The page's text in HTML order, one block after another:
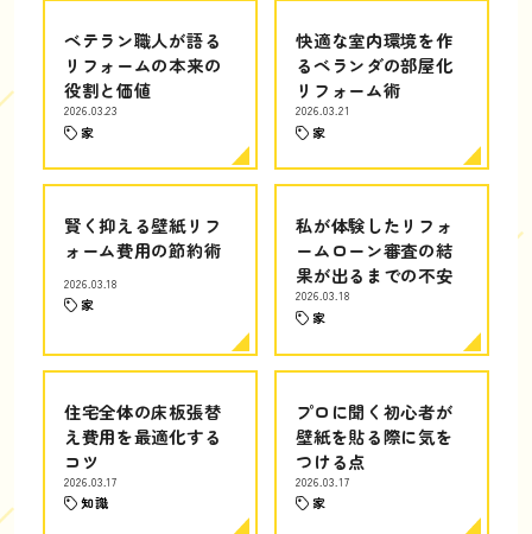
ベテラン職人が語る
リフォームの本来の
役割と価値
2026.03.23
家
快適な室内環境を作
るベランダの部屋化
リフォーム術
2026.03.21
家
賢く抑える壁紙リフ
ォーム費用の節約術
2026.03.18
家
私が体験したリフォ
ームローン審査の結
果が出るまでの不安
2026.03.18
家
住宅全体の床板張替
え費用を最適化する
コツ
2026.03.17
知識
プロに聞く初心者が
壁紙を貼る際に気を
つける点
2026.03.17
家